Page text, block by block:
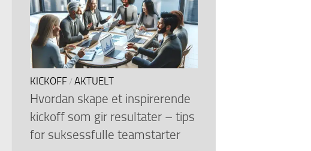
KICKOFF / AKTUELT
Hvordan skape et inspirerende
kickoff som gir resultater – tips
for suksessfulle teamstarter